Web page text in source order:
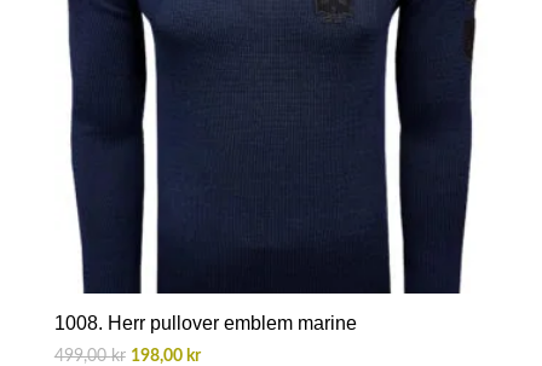
1008. Herr pullover emblem marine
499,00kr Det
198,00 krDet